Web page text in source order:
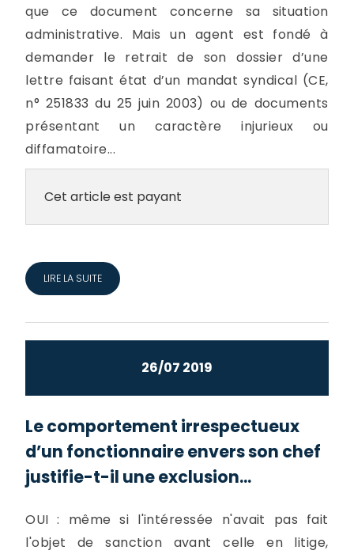
que ce document concerne sa situation
administrative. Mais un agent est fondé à
demander le retrait de son dossier d’une
lettre faisant état d’un mandat syndical (CE,
n° 251833 du 25 juin 2003) ou de documents
présentant un caractère injurieux ou
diffamatoire...
Cet article est payant
LIRE LA SUITE
26/07 2019
Le comportement irrespectueux
d’un fonctionnaire envers son chef
justifie-t-il une exclusion...
OUI : même si l'intéressée n'avait pas fait
l'objet de sanction avant celle en litige,